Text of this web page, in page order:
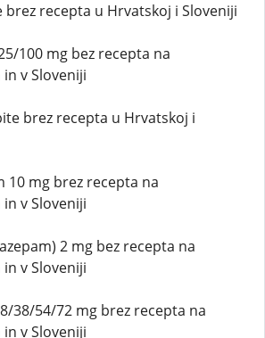
brez recepta u Hrvatskoj i Sloveniji
100 mg bez recepta na
v Sloveniji
brez recepta u Hrvatskoj i
10 mg brez recepta na
v Sloveniji
2 mg bez recepta na
v Sloveniji
38/54/72 mg brez recepta na
v Sloveniji